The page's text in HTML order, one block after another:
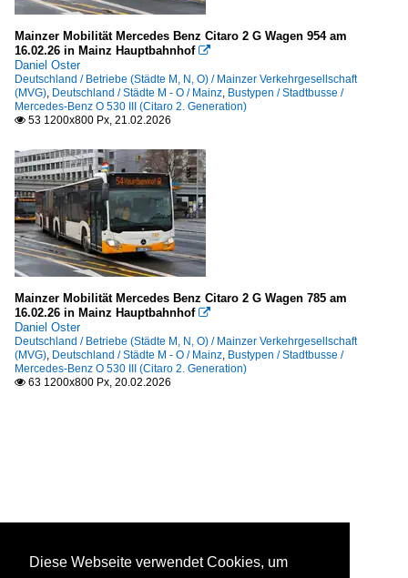
Mainzer Mobilität Mercedes Benz Citaro 2 G Wagen 954 am
16.02.26 in Mainz Hauptbahnhof 
Daniel Oster
Deutschland / Betriebe (Städte M, N, O) / Mainzer Verkehrgesellschaft
(MVG), Deutschland / Städte M - O / Mainz, Bustypen / Stadtbusse /
Mercedes-Benz O 530 III (Citaro 2. Generation)
 53 1200x800 Px, 21.02.2026
Mainzer Mobilität Mercedes Benz Citaro 2 G Wagen 785 am
16.02.26 in Mainz Hauptbahnhof 
Daniel Oster
Deutschland / Betriebe (Städte M, N, O) / Mainzer Verkehrgesellschaft
(MVG), Deutschland / Städte M - O / Mainz, Bustypen / Stadtbusse /
Mercedes-Benz O 530 III (Citaro 2. Generation)
 63 1200x800 Px, 20.02.2026
Diese Webseite verwendet Cookies, um